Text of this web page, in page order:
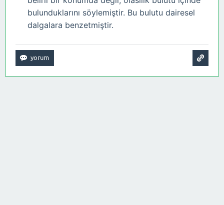
bulunduklarını söylemiştir. Bu bulutu dairesel
dalgalara benzetmiştir.